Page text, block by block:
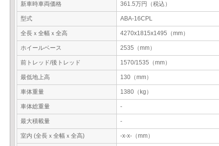
新車時車両価格 361.5万円（税込）
型式 ABA-16CPL
全長ｘ全幅ｘ全高 4270x1815x1495（mm）
ホイールベース 2535（mm）
前トレッド/後トレッド 1570/1535（mm）
最低地上高 130（mm）
車体重量 1380（kg）
車体総重量 -
最大積載量 -
室内 (全長ｘ全幅ｘ全高) -x-x-（mm）